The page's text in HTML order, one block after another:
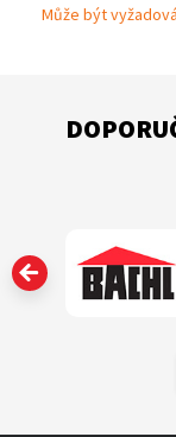
Může být
‹